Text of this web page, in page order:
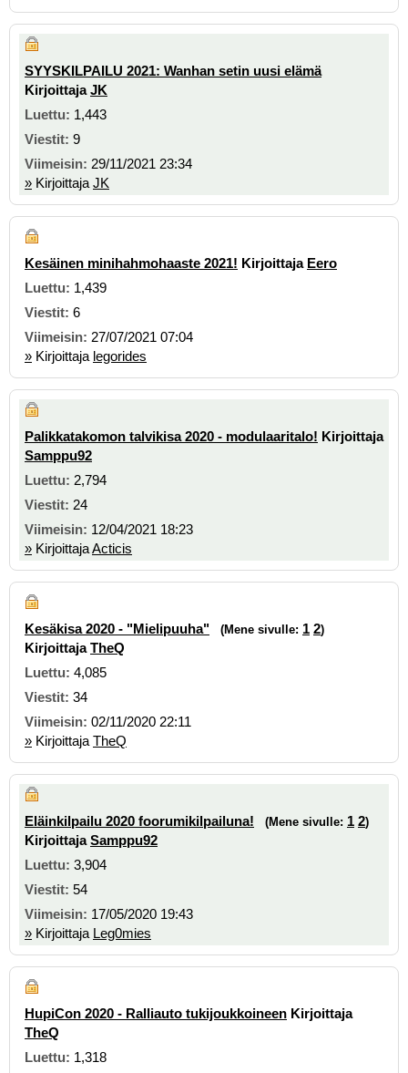
SYYSKILPAILU 2021: Wanhan setin uusi elämä
KirjoittajaJK
1,443
9
29/11/2021 23:34
» Kirjoittaja JK
Kesäinen minihahmohaaste 2021! Kirjoittaja Eero
1,439
6
27/07/2021 07:04
» Kirjoittaja legorides
Palikkatakomon talvikisa 2020 - modulaaritalo! Kirjoittaja
Samppu92
2,794
24
12/04/2021 18:23
» KirjoittajaActicis
Kesäkisa 2020 - "Mielipuuha" (Mene sivulle: 1 2)
KirjoittajaTheQ
4,085
34
02/11/2020 22:11
» Kirjoittaja TheQ
Eläinkilpailu 2020 foorumikilpailuna! (Mene sivulle: 1 2)
KirjoittajaSamppu92
3,904
54
17/05/2020 19:43
» Kirjoittaja Leg0mies
HupiCon 2020 - Ralliauto tukijoukkoineen Kirjoittaja
TheQ
1,318